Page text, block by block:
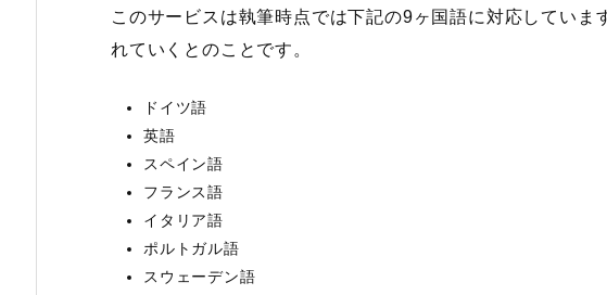
このサービスは執筆時点では下記の9ヶ国語に対応していま
れていくとのことです。
ドイツ語
英語
スペイン語
フランス語
イタリア語
ポルトガル語
スウェーデン語